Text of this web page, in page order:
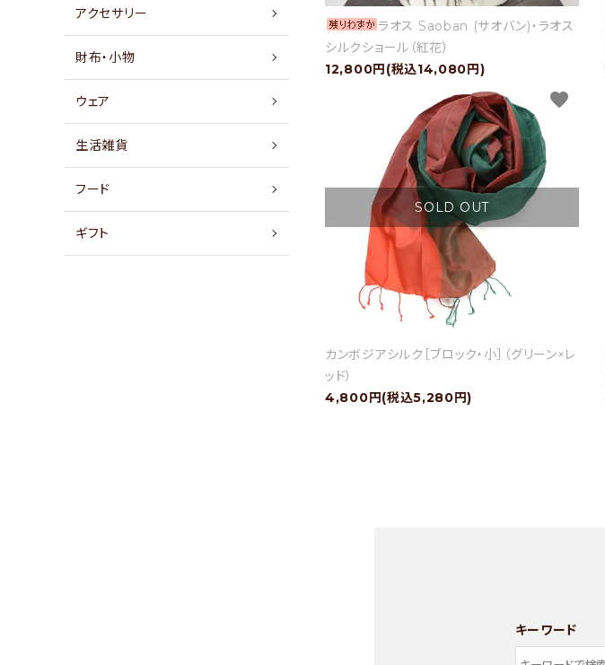
価格から探す
国から探す
私たちについて
アクセサリー
財布・小物
ウェア
生活雑貨
フード
ギフト
ラオス Saoban (サオバン)・ラオス
シルクショール（紅花）
12,800円(税込14,080円)
SOLD OUT
カンボジアシルク［ブロック・小］（グリーン×レ
ッド）
4,800円(税込5,280円)
favorite
キーワード